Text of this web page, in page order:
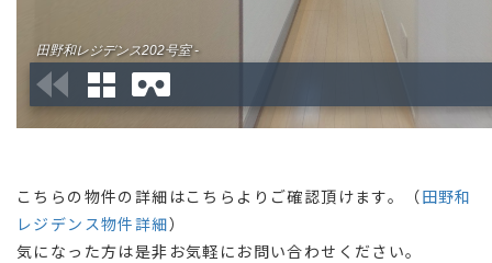
こちらの物件の詳細はこちらよりご確認頂けます。（田野和
レジデンス物件詳細）
気になった方は是非お気軽にお問い合わせください。